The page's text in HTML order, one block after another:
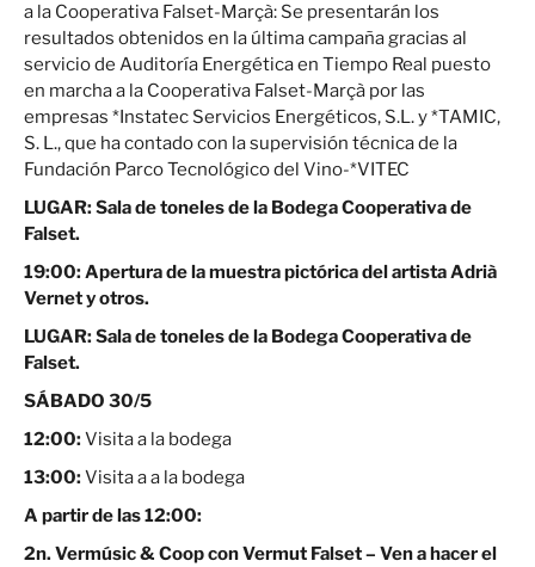
a la Cooperativa Falset-Marçà: Se presentarán los
resultados obtenidos en la última campaña gracias al
servicio de Auditoría Energética en Tiempo Real puesto
en marcha a la Cooperativa Falset-Marçà por las
empresas *Instatec Servicios Energéticos, S.L. y *TAMIC,
S. L., que ha contado con la supervisión técnica de la
Fundación Parco Tecnológico del Vino-*VITEC
LUGAR: Sala de toneles de la Bodega Cooperativa de
Falset.
19:00: Apertura de la muestra pictórica del artistaAdrià
Vernet y otros.
LUGAR:Sala de toneles de la Bodega Cooperativa de
Falset.
SÁBADO 30/5
12:00:Visita a la bodega
13:00:Visita a a la bodega
A partir de las 12:00:
2n. Vermúsic & Coop con Vermut Falset – Ven a hacer el